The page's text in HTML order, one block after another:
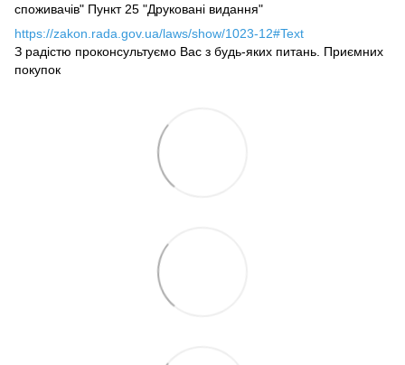
споживачів" Пункт 25 "Друковані видання"
https://zakon.rada.gov.ua/laws/show/1023-12#Text
З радістю проконсультуємо Вас з будь-яких питань. Приємних
покупок